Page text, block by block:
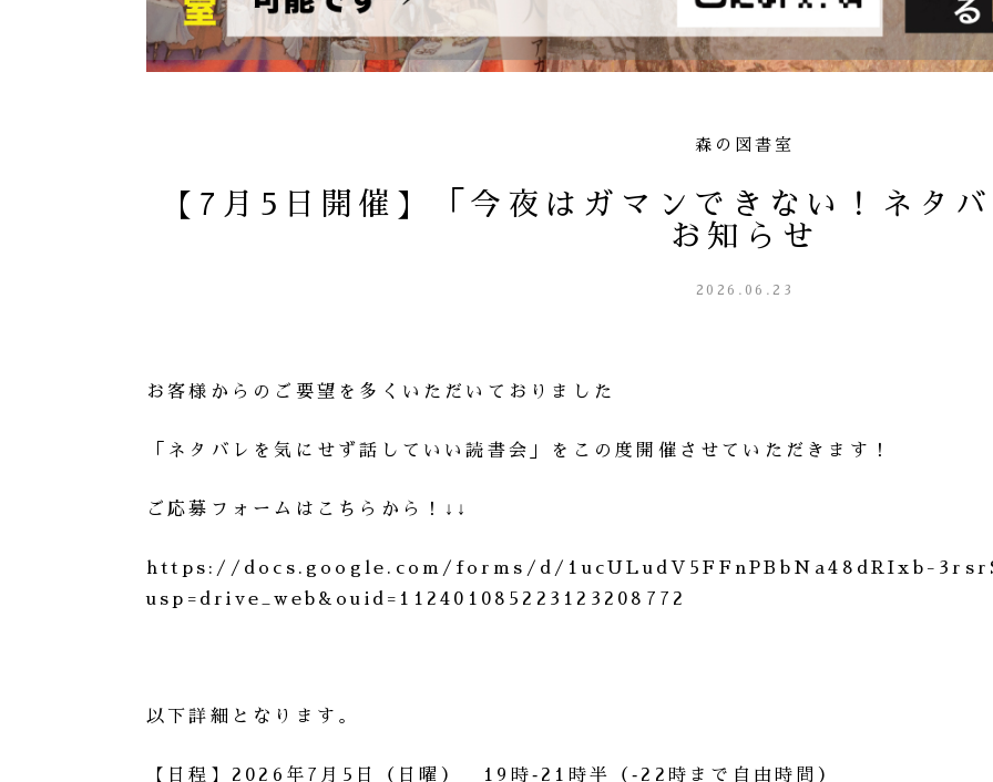
森の図書室
【7月5日開催】「今夜はガマンできない！ネタ
お知らせ
2026.06.23
お客様からのご要望を多くいただいておりました
「ネタバレを気にせず話していい読書会」をこの度開催させていただきます！
ご応募フォームはこちらから！↓↓
https://docs.google.com/forms/d/1ucULudV5FFnPBbNa48dRIxb-
usp=drive_web&ouid=112401085223123208772
以下詳細となります。
【日程】2026年7月5日（日曜） 19時‐21時半（‐22時まで自由時間）